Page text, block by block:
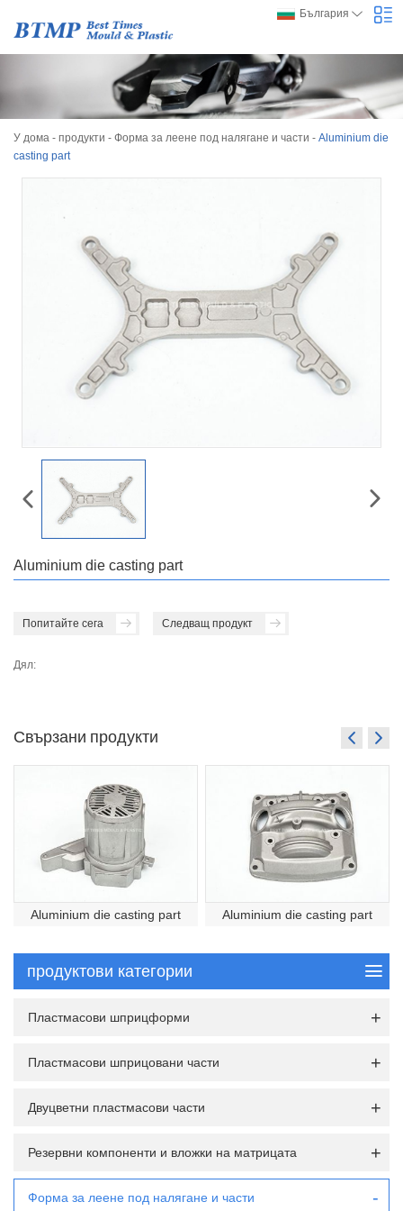
България
У дома - продукти - Форма за леене под налягане и части - Aluminium die
casting part
Aluminium die casting part
Попитайте сега Следващ продукт
Дял:
Свързани продукти
Aluminium die casting part Aluminium die casting part
продуктови категории
Пластмасови шприцформи
Пластмасови шприцовани части
Двуцветни пластмасови части
Резервни компоненти и вложки на матрицата
Форма за леене под налягане и части